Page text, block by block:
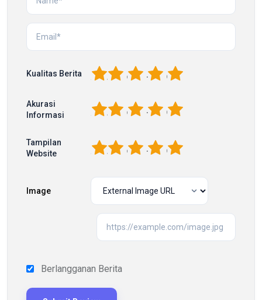
Kualitas Berita 5
4
3
2
Akurasi
Informasi
5
4
3
2
Tampilan
Website
5
4
3
2
Image
Berlangganan Berita